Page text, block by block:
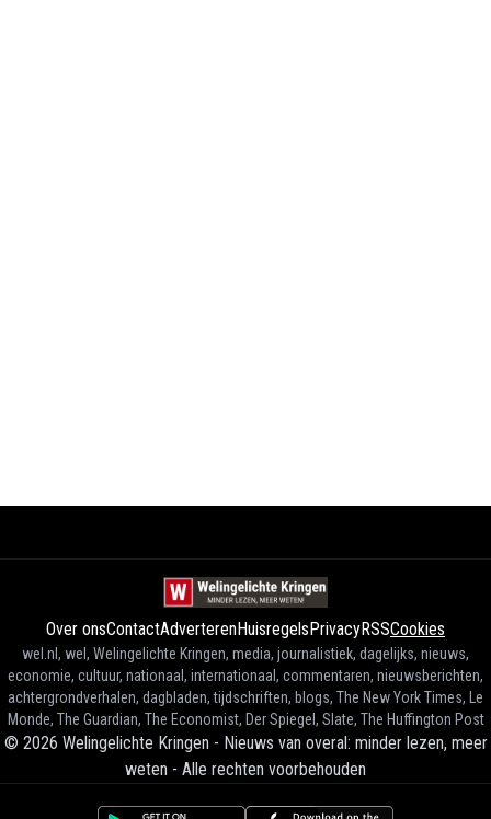
Over onsContactAdverterenHuisregelsPrivacyRSSCookies
wel.nl, wel, Welingelichte Kringen, media, journalistiek, dagelijks, nieuws,
economie, cultuur, nationaal, internationaal, commentaren, nieuwsberichten,
achtergrondverhalen, dagbladen, tijdschriften, blogs, The New York Times, Le
Monde, The Guardian, The Economist, Der Spiegel, Slate, The Huffington Post
© 2026 Welingelichte Kringen - Nieuws van overal: minder lezen, meer
weten - Alle rechten voorbehouden